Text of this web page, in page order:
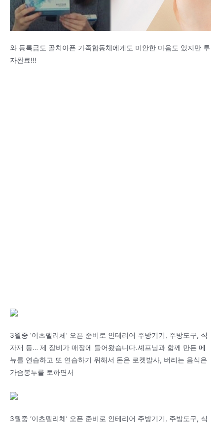
와 등록금도 골치아픈 가족합동체에게도 미안한 마음도 있지만 투
자완료!!!
3월중 ‘이츠펠리체’ 오픈 준비로 인테리어 주방기기, 주방도구, 식
자재 등… 제 장비가 매장에 들어왔습니다.셰프님과 함께 만든 메
뉴를 연습하고 또 연습하기 위해서 돈은 로켓발사, 버리는 음식은
가슴봉투를 토하면서
3월중 ‘이츠펠리체’ 오픈 준비로 인테리어 주방기기, 주방도구, 식